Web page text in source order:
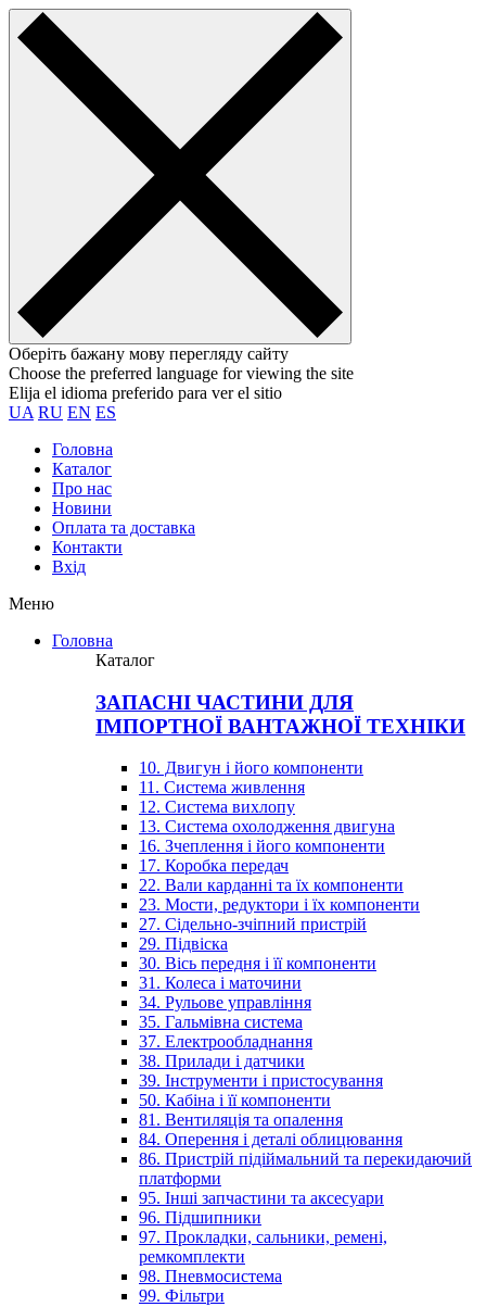
Оберіть бажану мову перегляду сайту
Choose the preferred language for viewing the site
Elija el idioma preferido para ver el sitio
UA RU EN ES
Головна
Каталог
Про нас
Новини
Оплата та доставка
Контакти
Вхiд
Меню
Головна
Каталог
ЗАПАСНІ ЧАСТИНИ ДЛЯ
ІМПОРТНОЇ ВАНТАЖНОЇ ТЕХНІКИ
10. Двигун і його компоненти
11. Система живлення
12. Система вихлопу
13. Система охолодження двигуна
16. Зчеплення і його компоненти
17. Коробка передач
22. Вали карданні та їх компоненти
23. Мости, редуктори і їх компоненти
27. Сідельно-зчіпний пристрій
29. Підвіска
30. Вісь передня і її компоненти
31. Колеса і маточини
34. Рульове управління
35. Гальмівна система
37. Електрообладнання
38. Прилади і датчики
39. Інструменти і пристосування
50. Кабіна і її компоненти
81. Вентиляція та опалення
84. Оперення і деталі облицювання
86. Пристрій підіймальний та перекидаючий
платформи
95. Інші запчастини та аксесуари
96. Підшипники
97. Прокладки, сальники, ремені,
ремкомплекти
98. Пневмосистема
99. Фільтри